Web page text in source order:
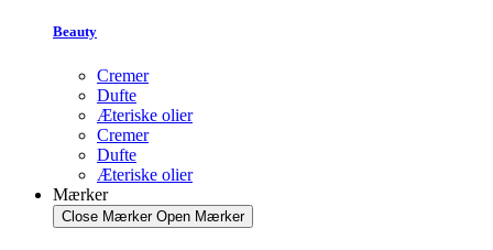
Beauty
Cremer
Dufte
Æteriske olier
Cremer
Dufte
Æteriske olier
Mærker
Close Mærker Open Mærker